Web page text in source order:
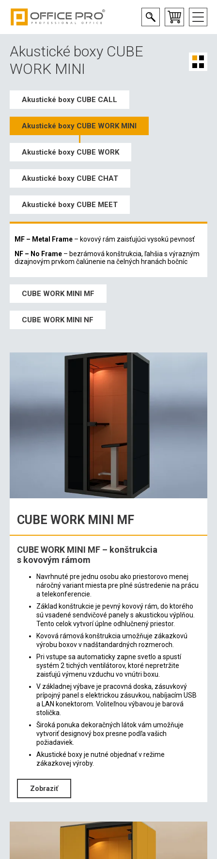
Akustické boxy CUBE
WORK MINI
Akustické boxy CUBE CALL
Akustické boxy CUBE WORK MINI
Akustické boxy CUBE WORK
Akustické boxy CUBE CHAT
Akustické boxy CUBE MEET
MF – Metal Frame – kovový rám zaisťujúci vysokú pevnosť
NF – No Frame – bezrámová konštrukcia, ľahšia s výrazným
dizajnovým prvkom čalúnenie na čelných hranách bočníc
CUBE WORK MINI MF
CUBE WORK MINI NF
CUBE WORK MINI MF
CUBE WORK MINI MF – konštrukcia
s kovovým rámom
Navrhnuté pre jednu osobu ako priestorovo menej
náročný variant miesta pre plné sústredenie na prácu
a telekonferencie.
Základ konštrukcie je pevný kovový rám, do ktorého
sú vsadené sendvičové panely s akustickou výplňou.
Tento celok vytvorí úplne odhlučnený priestor.
Kovová rámová konštrukcia umožňuje zákazkovú
výrobu boxov v nadštandardných rozmeroch.
Pri vstupe sa automaticky zapne svetlo a spustí
systém 2 tichých ventilátorov, ktoré nepretržite
zaisťujú výmenu vzduchu vo vnútri boxu.
V základnej výbave je pracovná doska, zásuvkový
prípojný panel s elektrickou zásuvkou, nabíjacím USB
a LAN konektorom. Voliteľnou výbavou je barová
stolička.
Široká ponuka dekoračných látok vám umožňuje
vytvoriť designový box presne podľa vašich
požiadaviek.
Akustické boxy je nutné objednať v režime
zákazkovej výroby.
Zobraziť